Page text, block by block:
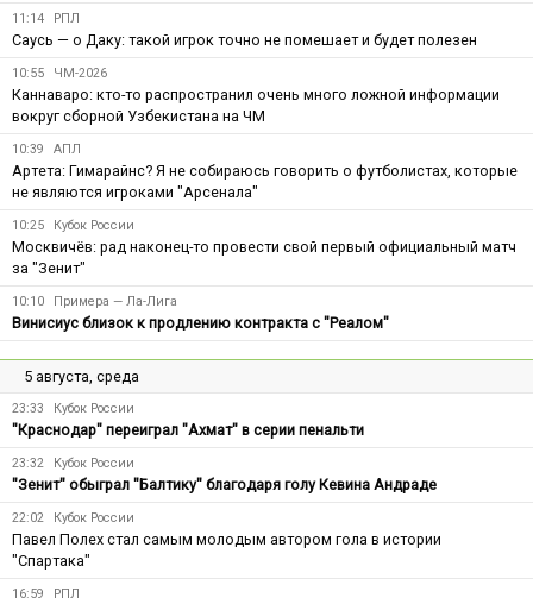
11:14 РПЛ
Саусь — о Даку: такой игрок точно не помешает и будет полезен
10:55 ЧМ-2026
Каннаваро: кто-то распространил очень много ложной информации
вокруг сборной Узбекистана на ЧМ
10:39 АПЛ
Артета: Гимарайнс? Я не собираюсь говорить о футболистах, которые
не являются игроками "Арсенала"
10:25 Кубок России
Москвичёв: рад наконец-то провести свой первый официальный матч
за "Зенит"
10:10 Примера — Ла-Лига
Винисиус близок к продлению контракта с "Реалом"
5 августа, среда
23:33 Кубок России
"Краснодар" переиграл "Ахмат" в серии пенальти
23:32 Кубок России
"Зенит" обыграл "Балтику" благодаря голу Кевина Андраде
22:02 Кубок России
Павел Полех стал самым молодым автором гола в истории
"Спартака"
16:59 РПЛ